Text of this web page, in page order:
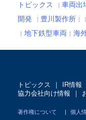
トピックス
車両出
開発
豊川製作所
地下鉄型車両
海
トピックス ｜ IR情報
協力会社向け情報
｜
著作権について | 個人